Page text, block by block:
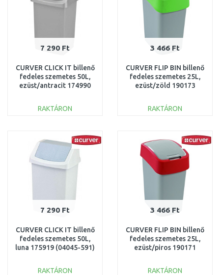
7 290 Ft
CURVER CLICK IT billenő
fedeles szemetes 50L,
ezüst/antracit 174990
RAKTÁRON
Összehasonlítás
3 466 Ft
CURVER FLIP BIN billenő
fedeles szemetes 25L,
ezüst/zöld 190173
RAKTÁRON
Összehasonlítás
7 290 Ft
CURVER CLICK IT billenő
fedeles szemetes 50L,
luna 175919 (04045-591)
RAKTÁRON
3 466 Ft
CURVER FLIP BIN billenő
fedeles szemetes 25L,
ezüst/piros 190171
RAKTÁRON